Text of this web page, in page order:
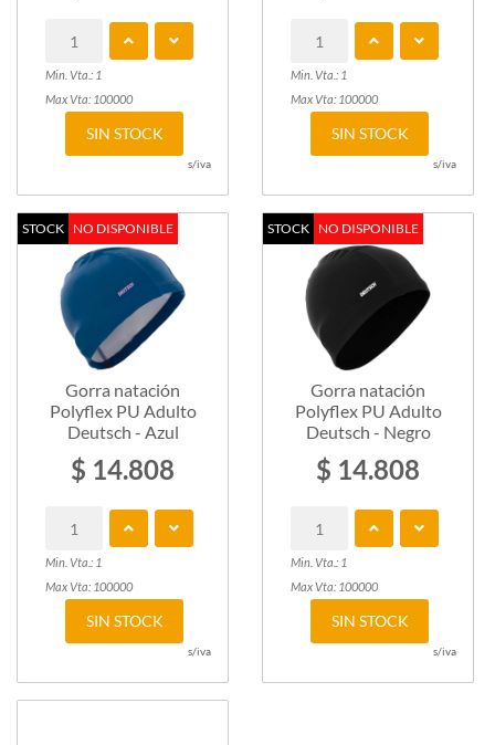
Min. Vta.: 1
Max Vta: 100000
SIN STOCK
s/iva
Min. Vta.: 1
Max Vta: 100000
SIN STOCK
s/iva
STOCK NO DISPONIBLE
Gorra natación
Polyflex PU Adulto
Deutsch - Azul
$ 14.808
Min. Vta.: 1
Max Vta: 100000
SIN STOCK
s/iva
STOCK NO DISPONIBLE
Gorra natación
Polyflex PU Adulto
Deutsch - Negro
$ 14.808
Min. Vta.: 1
Max Vta: 100000
SIN STOCK
s/iva